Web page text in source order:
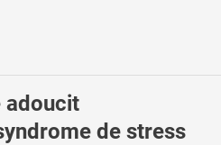
adoucit
de stress